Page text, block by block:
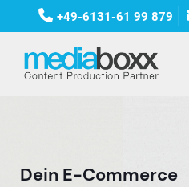
+49-6131-61 99 879
Dein E-Commerce